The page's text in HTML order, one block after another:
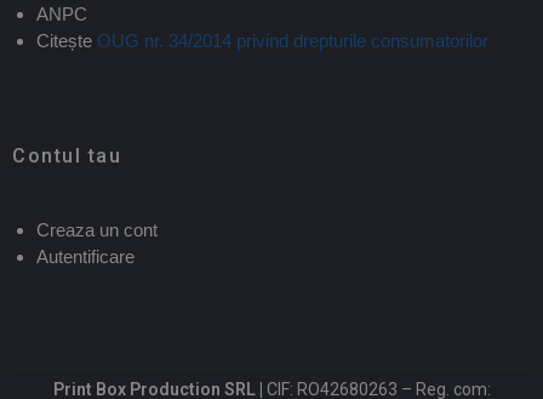
ANPC
Citește OUG nr. 34/2014 privind drepturile consumatorilor
Contul tau
Creaza un cont
Autentificare
Print Box Production SRL | CIF: RO42680263 – Reg. com: